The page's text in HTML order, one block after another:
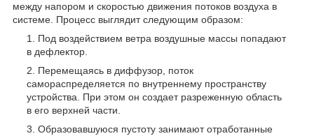
между напором и скоростью движения потоков воздуха в
системе. Процесс выглядит следующим образом:
Под воздействием ветра воздушные массы попадают
в дефлектор.
Перемещаясь в диффузор, поток
самораспределяется по внутреннему пространству
устройства. При этом он создает разреженную область
в его верхней части.
Образовавшуюся пустоту занимают отработанные